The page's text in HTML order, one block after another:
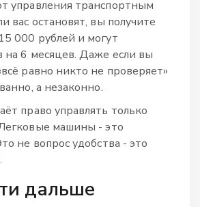
управления транспортным
вас остановят, вы получите
000 рублей и могут
на 6 месяцев. Даже если вы
равно никто не проверяет»
а незаконно.
право управлять только
машины - это
не вопрос удобства - это
дальше